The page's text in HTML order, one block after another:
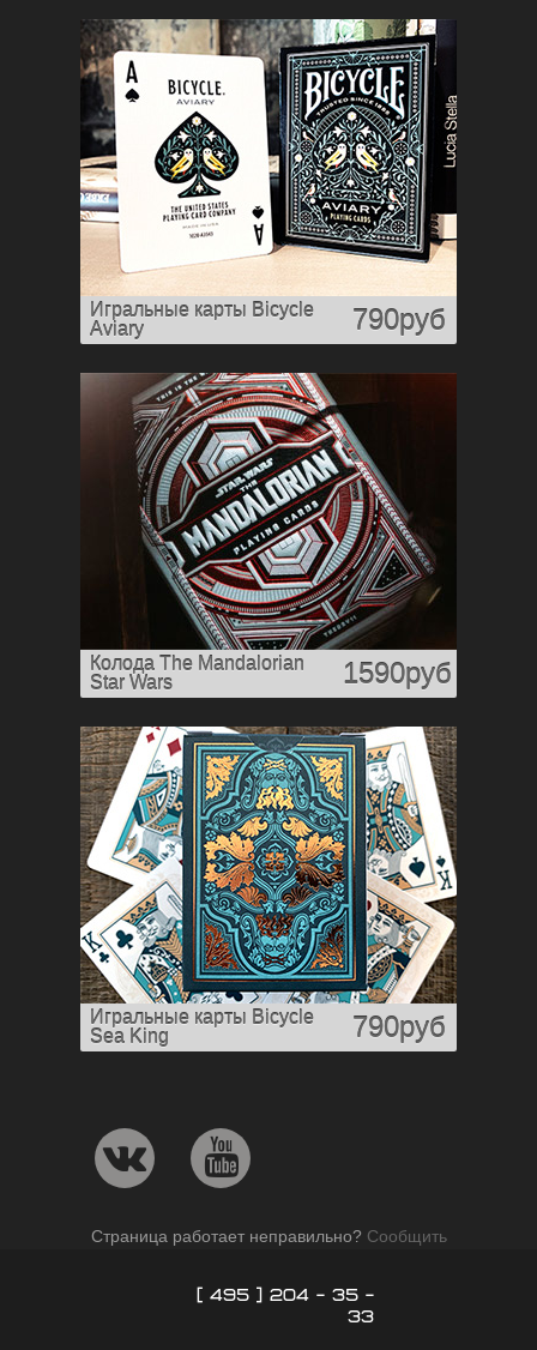
Игральные карты Bicycle
Aviary
790руб
Колода The Mandalorian
Star Wars
1590руб
Игральные карты Bicycle
Sea King
790руб
Страница работает неправильно? Сообщить
[ 495 ] 204 - 35 -
33